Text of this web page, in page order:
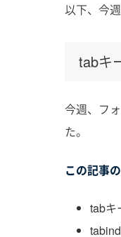
以下、今
tabキ
今週、フ
た。
この記事
tabキ